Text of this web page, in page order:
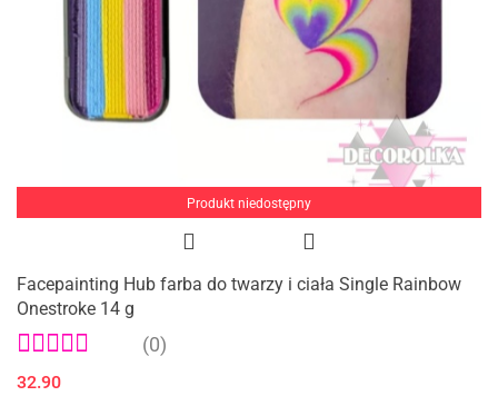
Produkt niedostępny
Facepainting Hub farba do twarzy i ciała Single Rainbow
Onestroke 14 g
(0)
32.90